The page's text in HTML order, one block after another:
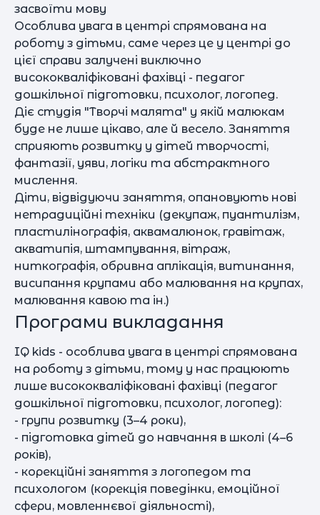
засвоїти мову
Особлива увага в центрі спрямована на
роботу з дітьми, саме через це у центрі до
цієї справи залучені виключно
висококваліфіковані фахівці - педагог
дошкільної підготовки, психолог, логопед.
Діє студія "Творчі малята" у якій малюкам
буде не лише цікаво, але й весело. Заняття
сприяють розвитку у дітей творчості,
фантазії, уяви, логіки та абстрактного
мислення.
Діти, відвідуючи заняття, опановують нові
нетрадиційні техніки (декупаж, пуантилізм,
пластилінографія, аквамалюнок, гравітаж,
акватипія, штампування, вітраж,
ниткографія, обривна аплікація, витинання,
висипання крупами або малювання на крупах,
малювання кавою та ін.)
Програми викладання
IQ kids - особлива увага в центрі спрямована
на роботу з дітьми, тому у нас працюють
лише висококваліфіковані фахівці (педагог
дошкільної підготовки, психолог, логопед):
- групи розвитку (3–4 роки),
- підготовка дітей до навчання в школі (4–6
років),
- корекційні заняття з логопедом та
психологом (корекція поведінки, емоційної
сфери, мовленнєвої діяльності),